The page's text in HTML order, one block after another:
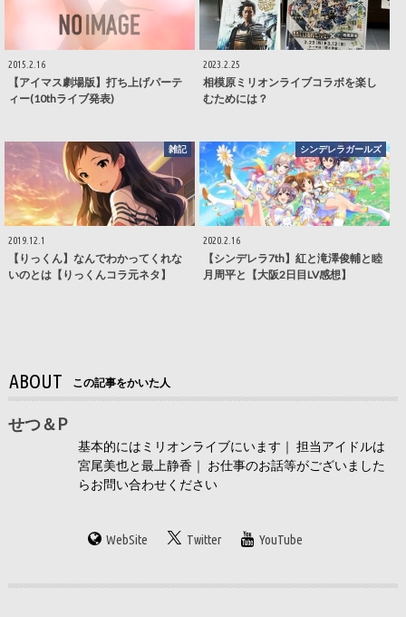
2015.2.16
【アイマス劇場版】打ち上げパーテ
ィー(10thライブ発表)
2023.2.25
相模原ミリオンライブコラボを楽し
むためには？
雑記
2019.12.1
【りっくん】なんでわかってくれな
いのとは【りっくんコラ元ネタ】
シンデレラガールズ
2020.2.16
【シンデレラ7th】紅と滝澤俊輔と睦
月周平と【大阪2日目LV感想】
ABOUT この記事をかいた人
せつ＆P
基本的にはミリオンライブにいます｜ 担当アイドルは
宮尾美也と最上静香｜ お仕事のお話等がございました
らお問い合わせください
WebSite Twitter YouTube